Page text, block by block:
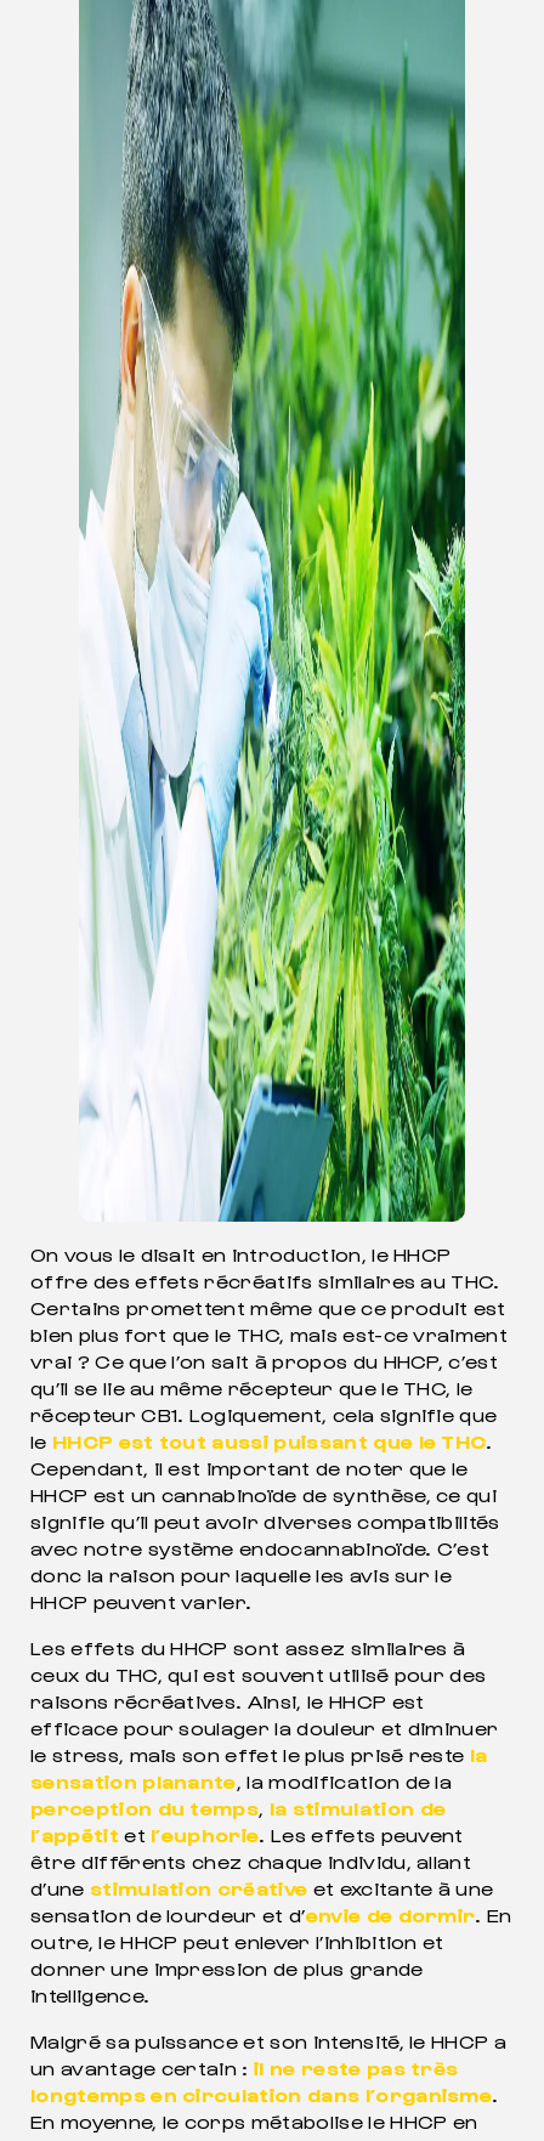
On vous le disait en introduction, le HHCP
offre des effets récréatifs similaires au THC.
Certains promettent même que ce produit est
bien plus fort que le THC, mais est-ce vraiment
vrai ? Ce que l’on sait à propos du HHCP, c’est
qu’il se lie au même récepteur que le THC, le
récepteur CB1. Logiquement, cela signifie que
le HHCP est tout aussi puissant que le THC.
Cependant, il est important de noter que le
HHCP est un cannabinoïde de synthèse, ce qui
signifie qu’il peut avoir diverses compatibilités
avec notre système endocannabinoïde. C’est
donc la raison pour laquelle les avis sur le
HHCP peuvent varier.
Les effets du HHCP sont assez similaires à
ceux du THC, qui est souvent utilisé pour des
raisons récréatives. Ainsi, le HHCP est
efficace pour soulager la douleur et diminuer
le stress, mais son effet le plus prisé reste la
sensation planante, la modification de la
perception du temps, la stimulation de
l’appétit et l’euphorie. Les effets peuvent
être différents chez chaque individu, allant
d’une stimulation créative et excitante à une
sensation de lourdeur et d’envie de dormir. En
outre, le HHCP peut enlever l’inhibition et
donner une impression de plus grande
intelligence.
Malgré sa puissance et son intensité, le HHCP a
un avantage certain :il ne reste pas très
longtemps en circulation dans l’organisme.
En moyenne, le corps métabolise le HHCP en